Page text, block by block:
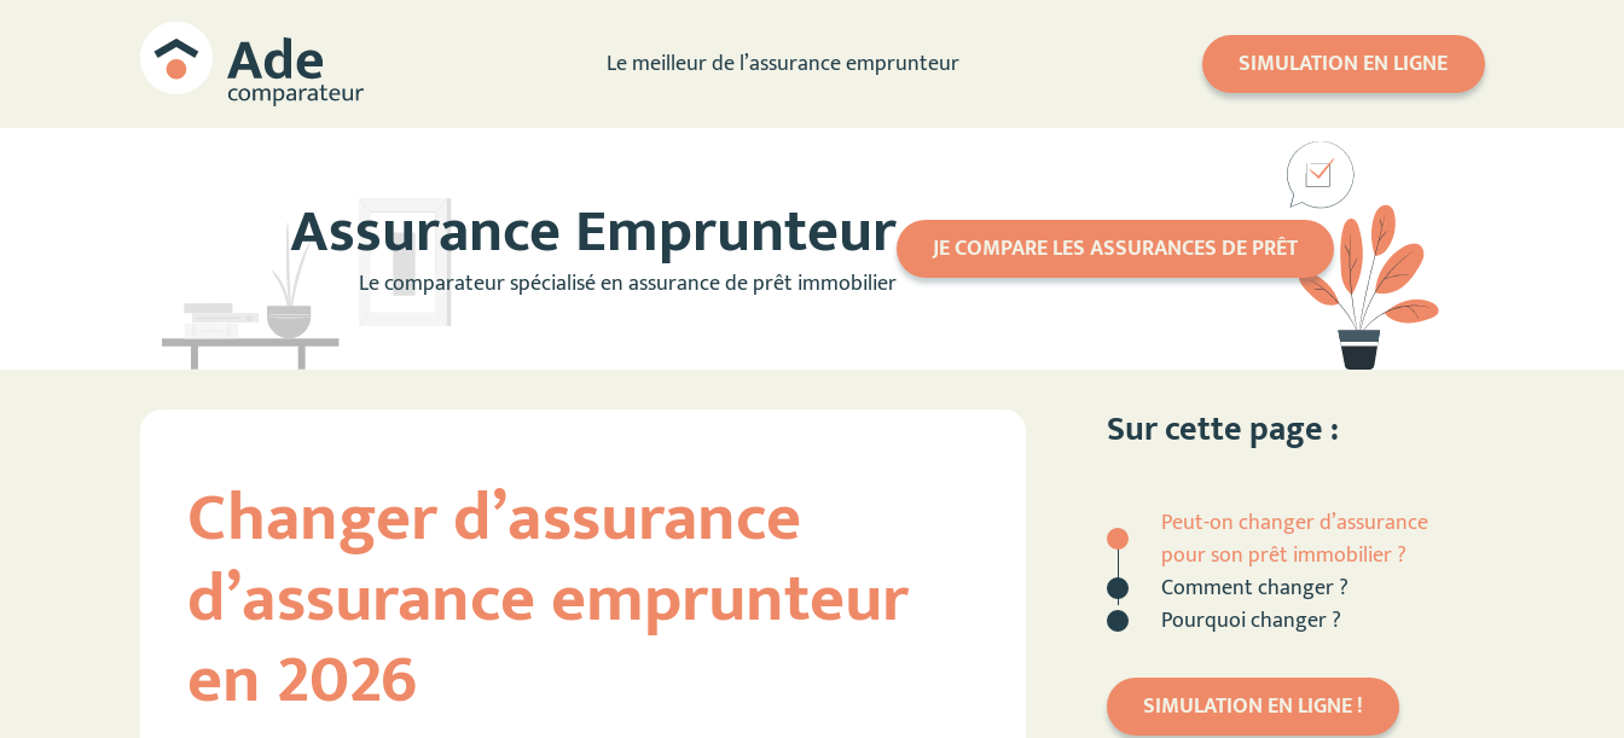
Le meilleur de l’assurance emprunteur SIMULATION EN LIGNE
Assurance Emprunteur
Le comparateur spécialisé en assurance de prêt immobilier
JE COMPARE LES ASSURANCES DE PRÊT
Sur cette page :
Peut-on changer d’assurance
pour son prêt immobilier ?
Comment changer ?
Pourquoi changer ?
SIMULATION EN LIGNE !
Changer d’assurance
d’assurance emprunteur
en 2026